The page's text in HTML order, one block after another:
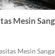
Mesin
Mesin